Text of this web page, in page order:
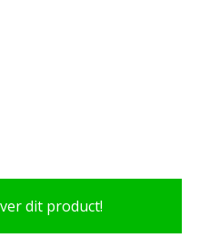
dit product!